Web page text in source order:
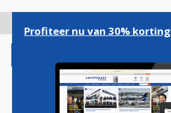
gaan
Profiteer nu van 30% korting